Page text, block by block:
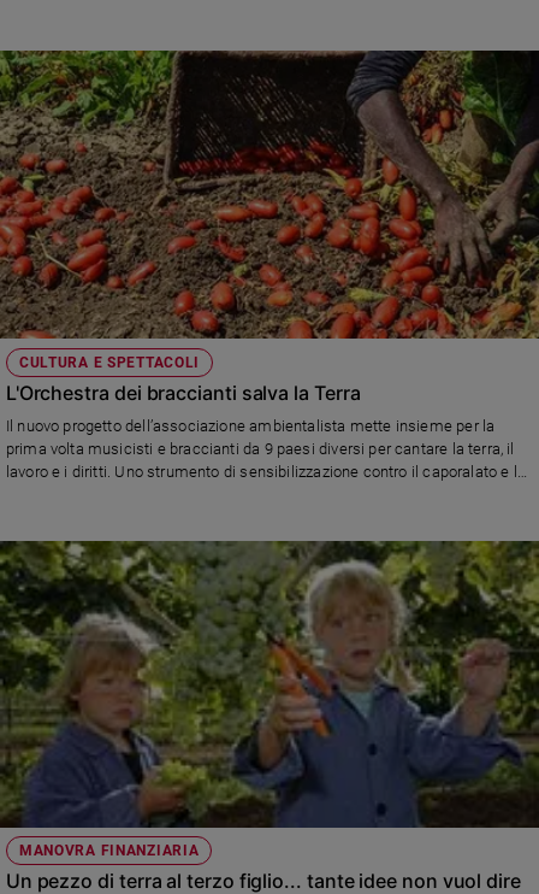
CULTURA E SPETTACOLI
L'Orchestra dei braccianti salva la Terra
Il nuovo progetto dell’associazione ambientalista mette insieme per la
prima volta musicisti e braccianti da 9 paesi diversi per cantare la terra, il
lavoro e i diritti. Uno strumento di sensibilizzazione contro il caporalato e lo
MANOVRA FINANZIARIA
Un pezzo di terra al terzo figlio... tante idee non vuol dire